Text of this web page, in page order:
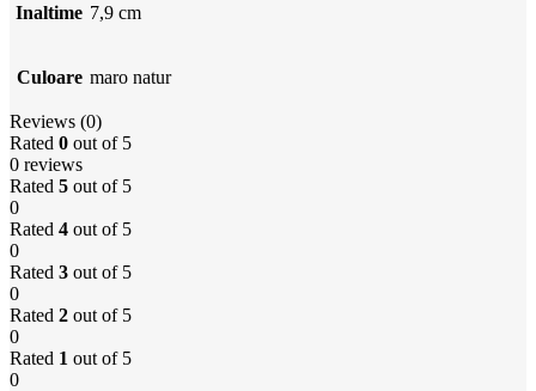
Inaltime 7,9 cm
Culoare maro natur
Reviews (0)
Rated 0 out of 5
0 reviews
Rated 5 out of 5
0
Rated 4 out of 5
0
Rated 3 out of 5
0
Rated 2 out of 5
0
Rated 1 out of 5
0